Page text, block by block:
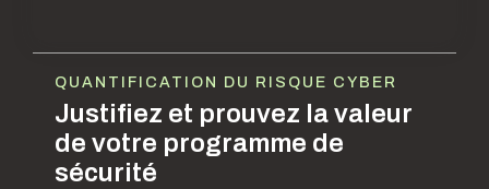
Justifiez et prouvez la valeur
de votre programme de
sécurité
QUANTIFICATION DU RISQUE CYBER